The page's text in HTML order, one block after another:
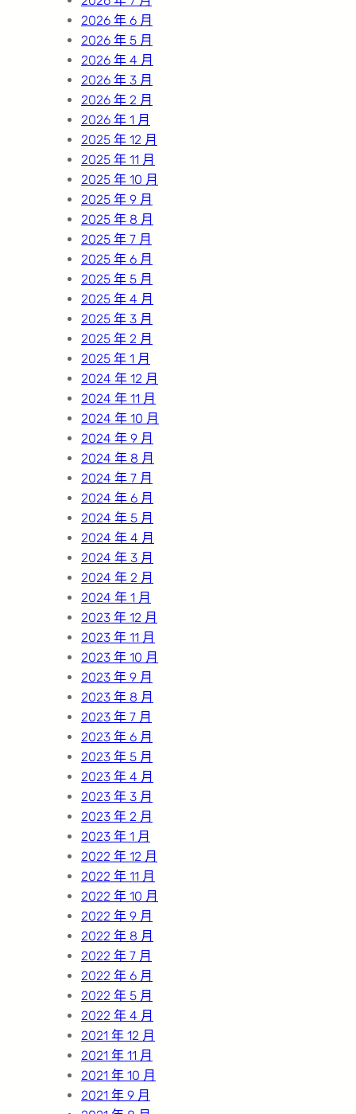
2026 年 6 月
2026 年 5 月
2026 年 4 月
2026 年 3 月
2026 年 2 月
2026 年 1 月
2025 年 12 月
2025 年 11 月
2025 年 10 月
2025 年 9 月
2025 年 8 月
2025 年 7 月
2025 年 6 月
2025 年 5 月
2025 年 4 月
2025 年 3 月
2025 年 2 月
2025 年 1 月
2024 年 12 月
2024 年 11 月
2024 年 10 月
2024 年 9 月
2024 年 8 月
2024 年 7 月
2024 年 6 月
2024 年 5 月
2024 年 4 月
2024 年 3 月
2024 年 2 月
2024 年 1 月
2023 年 12 月
2023 年 11 月
2023 年 10 月
2023 年 9 月
2023 年 8 月
2023 年 7 月
2023 年 6 月
2023 年 5 月
2023 年 4 月
2023 年 3 月
2023 年 2 月
2023 年 1 月
2022 年 12 月
2022 年 11 月
2022 年 10 月
2022 年 9 月
2022 年 8 月
2022 年 7 月
2022 年 6 月
2022 年 5 月
2022 年 4 月
2021 年 12 月
2021 年 11 月
2021 年 10 月
2021 年 9 月